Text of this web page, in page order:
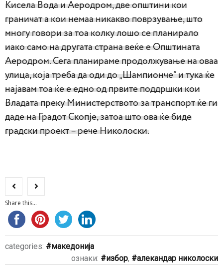
Кисела Вода и Аеродром, две општини кои
граничат а кои немаа никакво поврзување, што
многу говори за тоа колку лошо се планирало
иако само на другата страна веќе е Општината
Аеродром. Сега планираме продолжување на оваа
улица, која треба да оди до „Шампионче“ и тука ќе
најавам тоа ќе е едно од првите поддршки кои
Владата преку Министерството за транспорт ќе ги
даде на Градот Скопје, затоа што ова ќе биде
градски проект – рече Николоски.
Share this...
categories:
македонија
ознаки:
избор, алекандар николоски